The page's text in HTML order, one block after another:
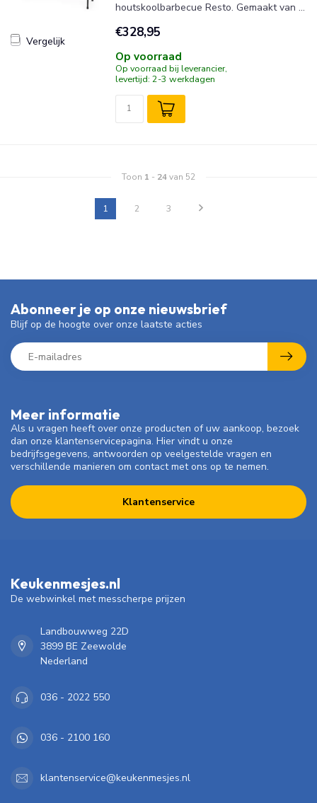
Vergelijk
houtskoolbarbecue Resto. Gemaakt van ...
€328,95
Op voorraad
Op voorraad bij leverancier,
levertijd: 2-3 werkdagen
Toon 1 - 24van 52
1 2 3
Meer informatie
Als u vragen heeft over onze producten of uw aankoop, bezoek
dan onze klantenservicepagina. Hier vindt u onze
bedrijfsgegevens, antwoorden op veelgestelde vragen en
verschillende manieren om contact met ons op te nemen.
Klantenservice
Abonneer je op onze nieuwsbrief
Blijf op de hoogte over onze laatste acties
Keukenmesjes.nl
De webwinkel met messcherpe prijzen
Landbouwweg 22D
3899 BE Zeewolde
Nederland
036 - 2022 550
036 - 2100 160
klantenservice@keukenmesjes.nl